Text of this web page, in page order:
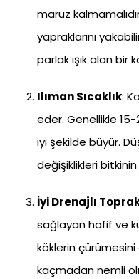
maruz
yapraklarını
parlak ışık alan bir
Ilıman Sıcaklık:
eder. Genellikle 15-
iyi şekilde büyür.
değişiklikleri
İyi Drenajlı
sağlayan hafif ve
köklerin çürümesini
kaçmadan nemli